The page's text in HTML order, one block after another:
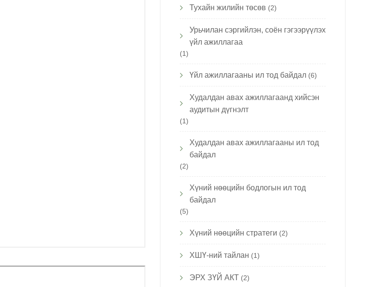
Тухайн жилийн төсөв (2)
Урьчилан сэргийлэн, соён гэгээрүүлэх
үйл ажиллагаа
(1)
Үйл ажиллагааны ил тод байдал(6)
Худалдан авах ажиллагаанд хийсэн
аудитын дүгнэлт
(1)
Худалдан авах ажиллагааны ил тод
байдал
(2)
Хүний нөөцийн бодлогын ил тод
байдал
(5)
Хүний нөөцийн стратеги (2)
ХШҮ-ний тайлан (1)
ЭРХ ЗҮЙ АКТ (2)